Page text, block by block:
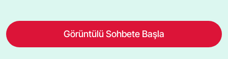
Görüntülü Sohbete Başla